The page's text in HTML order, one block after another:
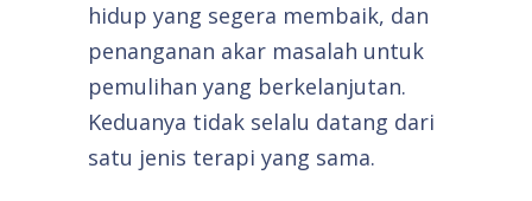
hidup yang segera membaik, dan
penanganan akar masalah untuk
pemulihan yang berkelanjutan.
Keduanya tidak selalu datang dari
satu jenis terapi yang sama.